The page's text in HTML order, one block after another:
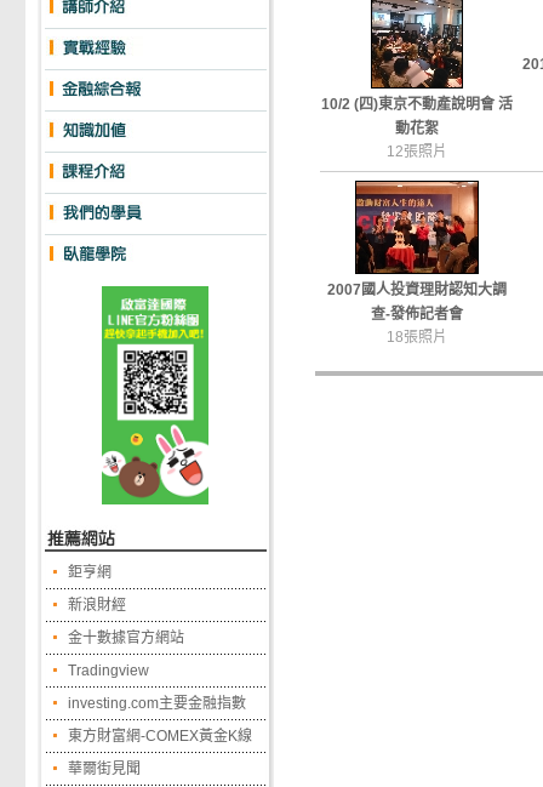
鉅亨網
新浪財經
金十數據官方網站
Tradingview
investing.com主要金融指數
東方財富網-COMEX黃金K線
華爾街見聞
10/2 (四)東京不動產說明會 活
動花絮
12張照片
2007國人投資理財認知大調
查-發佈記者會
18張照片